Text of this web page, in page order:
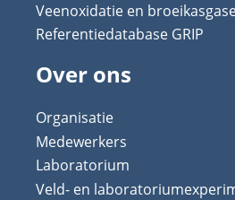
Veenoxidatie en
Referentiedatabase GRIP
Over ons
Organisatie
Medewerkers
Laboratorium
Veld- en